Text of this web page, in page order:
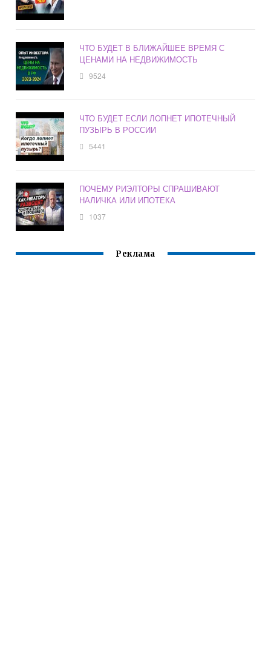
ЧТО БУДЕТ В БЛИЖАЙШЕЕ ВРЕМЯ С
ЦЕНАМИ НА НЕДВИЖИМОСТЬ
9524
ЧТО БУДЕТ ЕСЛИ ЛОПНЕТ ИПОТЕЧНЫЙ
ПУЗЫРЬ В РОССИИ
5441
ПОЧЕМУ РИЭЛТОРЫ СПРАШИВАЮТ
НАЛИЧКА ИЛИ ИПОТЕКА
1037
Реклама